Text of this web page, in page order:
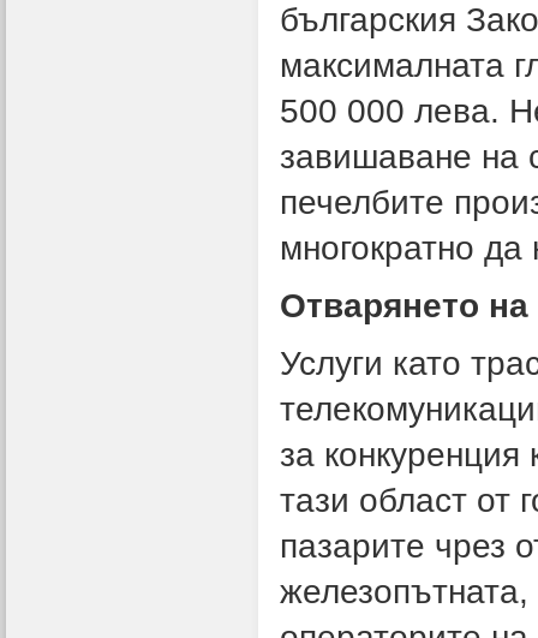
българския
максималната
500 000 лева.
завишаване на
печелбите
многократно
Отварянето на
Услуги като
за конкуренция
тази област от
пазарите чрез
железопътната,